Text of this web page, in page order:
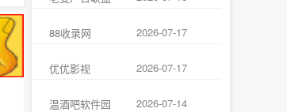
88收录网 2026-07-17
优优影视 2026-07-17
温酒吧软件园 2026-07-14